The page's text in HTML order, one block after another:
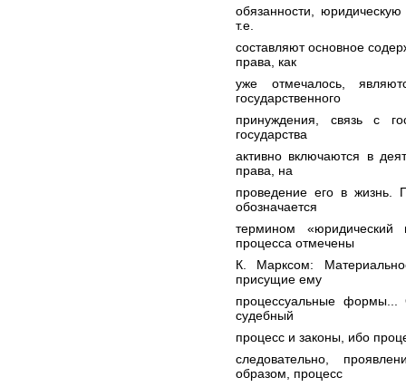
обязанности, юридическую
т.е.
составляют основное
права, как
уже отмечалось,
государственного
принуждения, связь с
государства
активно включаются в
права, на
проведение его в жизнь.
обозначается
термином
процесса отмечены
К. Марксом:
присущие ему
процессуальные
судебный
процесс и законы, ибо
следовательно,
образом, процесс